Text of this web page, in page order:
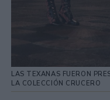
LAS TEXANAS FUERON
LA COLECCIÓN CRUCERO